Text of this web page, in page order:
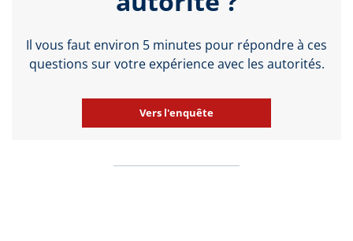
Il vous faut environ 5 minutes pour répondre à ces
questions sur votre expérience avec les autorités.
Vers l'enquête